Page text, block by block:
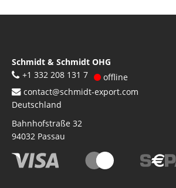
Schmidt & Schmidt OHG
+1 332 208 131 7
offline
contact@schmidt-export.com
Deutschland
Bahnhofstraße 32
94032 Passau